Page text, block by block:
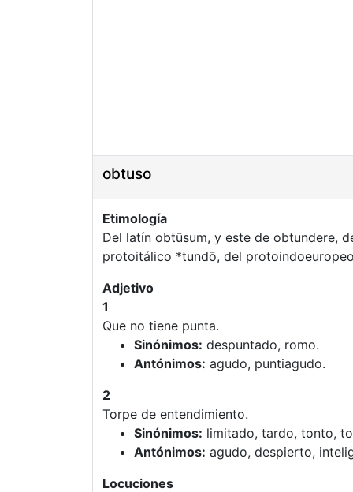
obtuso
Etimología
Del latín obtūsum, y este de obtundere,
protoitálico *tundō, del
Adjetivo
1
Que no tiene punta.
Sinónimos: despuntado, romo.
Antónimos: agudo, puntiagudo.
2
Torpe de entendimiento.
Sinónimos: limitado, tardo, tonto,
Antónimos: agudo, despierto,
Locuciones